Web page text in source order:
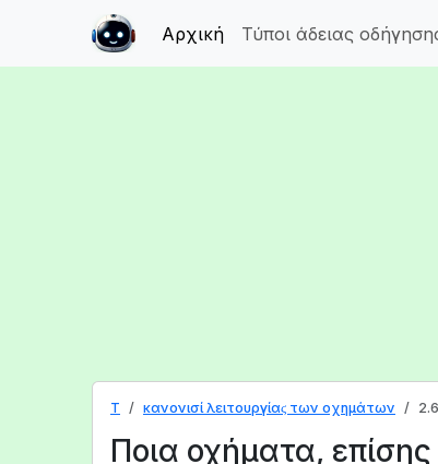
Αρχική Τύποι άδειας
T κανονισί λειτουργίαϛ των οχημάτων
Ποια οχήματα, επίσης